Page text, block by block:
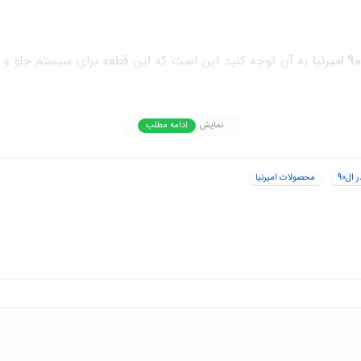
به آن توجه کنید این است که این قطعه برای سیستم
نمایش ادامه مطلب
محصولات امیرنیا